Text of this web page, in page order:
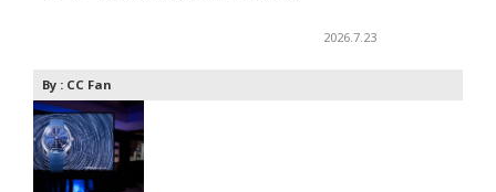
2026.7.23
By : CC Fan